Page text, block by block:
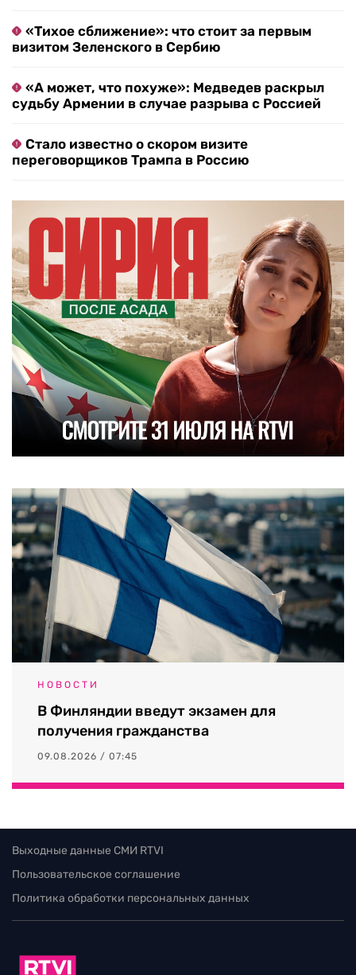
«Тихое сближение»: что стоит за первым
визитом Зеленского в Сербию
«А может, что похуже»: Медведев раскрыл
судьбу Армении в случае разрыва с Россией
Стало известно о скором визите
переговорщиков Трампа в Россию
НОВОСТИ
В Финляндии введут экзамен для
получения гражданства
09.08.2026 / 07:45
Выходные данные СМИ RTVI
Пользовательское соглашение
Политика обработки персональных данных